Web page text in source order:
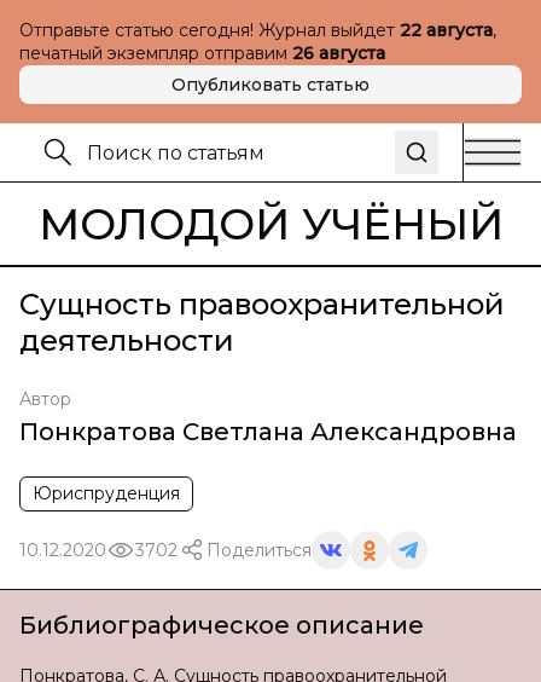
Отправьте статью сегодня! Журнал выйдет 22 августа,
печатный экземпляр отправим 26 августа
Опубликовать статью
МОЛОДОЙ УЧЁНЫЙ
Сущность правоохранительной
деятельности
Автор
Понкратова Светлана Александровна
Юриспруденция
10.12.2020 3702 Поделиться
Библиографическое описание
Понкратова, С. А. Сущность правоохранительной